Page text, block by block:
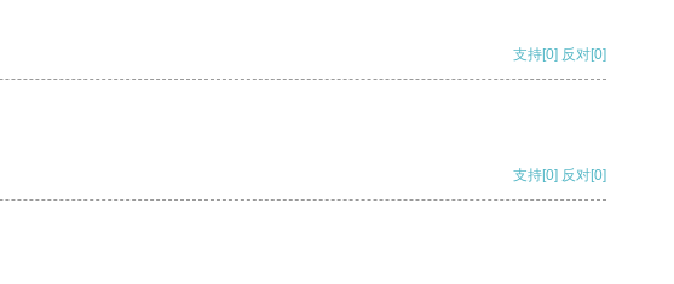
支持[0] 反对[0]
支持[0] 反对[0]